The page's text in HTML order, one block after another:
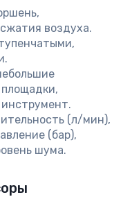
воздуха.
(л/мин),
(бар),
шума.